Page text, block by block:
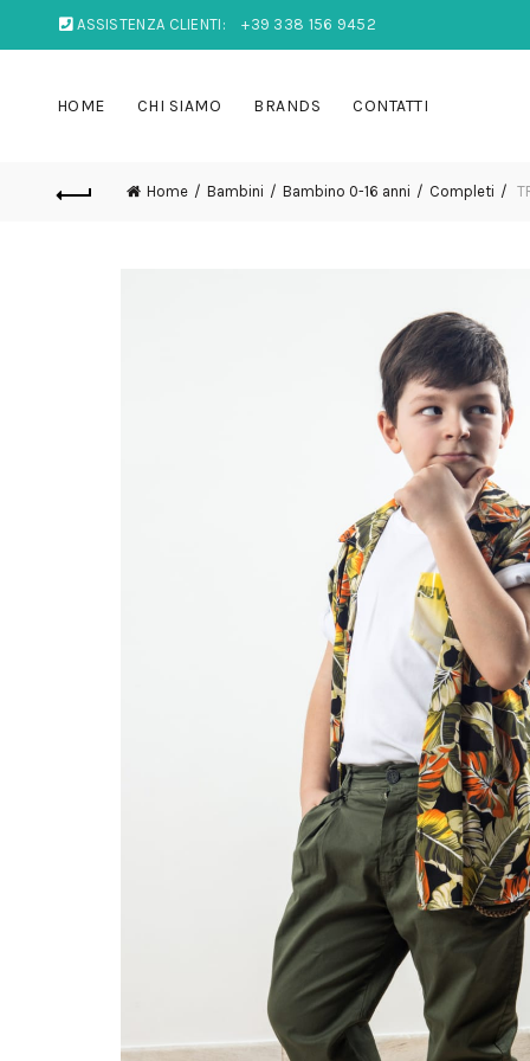
ASSISTENZA CLIENTI: +39 338 156 9452
HOME CHI SIAMO BRANDS CONTATTI
Home Bambini Bambino 0-16 anni Completi